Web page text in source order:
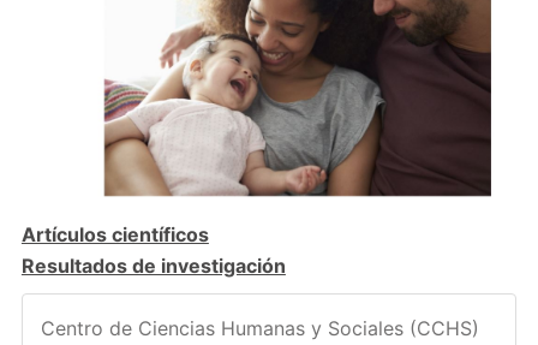
Artículos científicos
Resultados de investigación
Centro de Ciencias Humanas y Sociales (CCHS)